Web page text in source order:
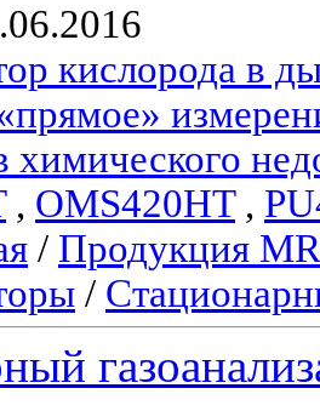
кислорода в
химического
, OMS420HT,
/ Продукция
/